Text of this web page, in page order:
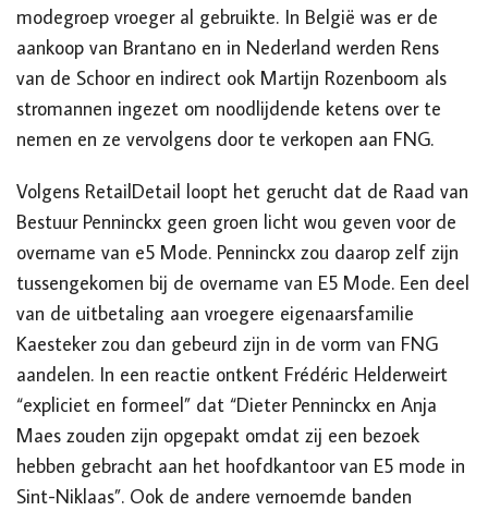
modegroep vroeger al gebruikte. In België was er de
aankoop van Brantano en in Nederland werden Rens
van de Schoor en indirect ook Martijn Rozenboom als
stromannen ingezet om noodlijdende ketens over te
nemen en ze vervolgens door te verkopen aan FNG.
Volgens RetailDetail loopt het gerucht dat de Raad van
Bestuur Penninckx geen groen licht wou geven voor de
overname van e5 Mode. Penninckx zou daarop zelf zijn
tussengekomen bij de overname van E5 Mode. Een deel
van de uitbetaling aan vroegere eigenaarsfamilie
Kaesteker zou dan gebeurd zijn in de vorm van FNG
aandelen. In een reactie ontkent Frédéric Helderweirt
“expliciet en formeel” dat “Dieter Penninckx en Anja
Maes zouden zijn opgepakt omdat zij een bezoek
hebben gebracht aan het hoofdkantoor van E5 mode in
Sint-Niklaas”. Ook de andere vernoemde banden